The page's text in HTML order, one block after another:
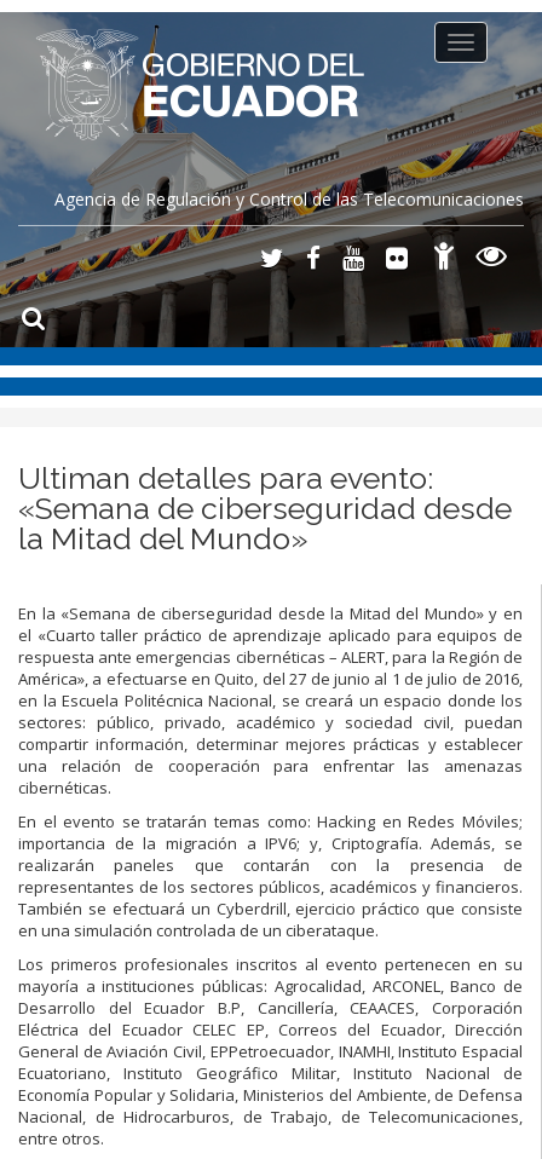
Agencia de Regulación y Control de las Telecomunicaciones
Toggle
navigation
Ultiman detalles para evento:
«Semana de ciberseguridad desde
la Mitad del Mundo»
En la «Semana de ciberseguridad desde la Mitad del Mundo» y en
el «Cuarto taller práctico de aprendizaje aplicado para equipos de
respuesta ante emergencias cibernéticas – ALERT, para la Región de
América», a efectuarse en Quito, del 27 de junio al 1 de julio de 2016,
en la Escuela Politécnica Nacional, se creará un espacio donde los
sectores: público, privado, académico y sociedad civil, puedan
compartir información, determinar mejores prácticas y establecer
una relación de cooperación para enfrentar las amenazas
cibernéticas.
En el evento se tratarán temas como: Hacking en Redes Móviles;
importancia de la migración a IPV6; y, Criptografía. Además, se
realizarán paneles que contarán con la presencia de
representantes de los sectores públicos, académicos y financieros.
También se efectuará un Cyberdrill, ejercicio práctico que consiste
en una simulación controlada de un ciberataque.
Los primeros profesionales inscritos al evento pertenecen en su
mayoría a instituciones públicas: Agrocalidad, ARCONEL, Banco de
Desarrollo del Ecuador B.P, Cancillería, CEAACES, Corporación
Eléctrica del Ecuador CELEC EP, Correos del Ecuador, Dirección
General de Aviación Civil, EPPetroecuador, INAMHI, Instituto Espacial
Ecuatoriano, Instituto Geográfico Militar, Instituto Nacional de
Economía Popular y Solidaria, Ministerios del Ambiente, de Defensa
Nacional, de Hidrocarburos, de Trabajo, de Telecomunicaciones,
entre otros.